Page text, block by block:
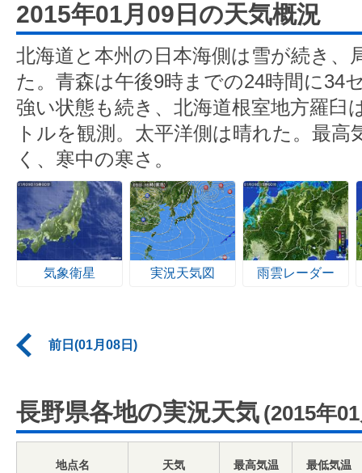
2015年01月09日の天気概況
北海道と本州の日本海側は雪が続き、
た。青森は午後9時までの24時間に34
強い状態も続き、北海道根室地方羅臼
トルを観測。太平洋側は晴れた。最
く、寒中の寒さ。
気象衛星 実況天気図 雨雲レーダー
前日(01月08日)
長野県各地の実況天気 (2015年
地点名 天気 最高気温 最低気温